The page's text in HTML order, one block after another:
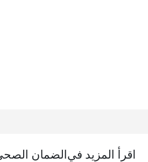
اقرأ المزيد في الضمان